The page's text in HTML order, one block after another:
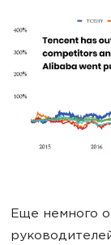
Еще немного